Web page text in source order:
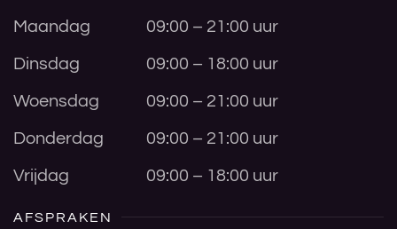
Maandag 09:00 – 21:00 uur
Dinsdag 09:00 – 18:00 uur
Woensdag 09:00 – 21:00 uur
Donderdag 09:00 – 21:00 uur
Vrijdag 09:00 – 18:00 uur
AFSPRAKEN